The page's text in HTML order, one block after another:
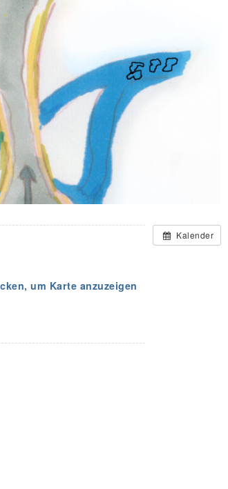
Kalender
um Karte anzuzeigen